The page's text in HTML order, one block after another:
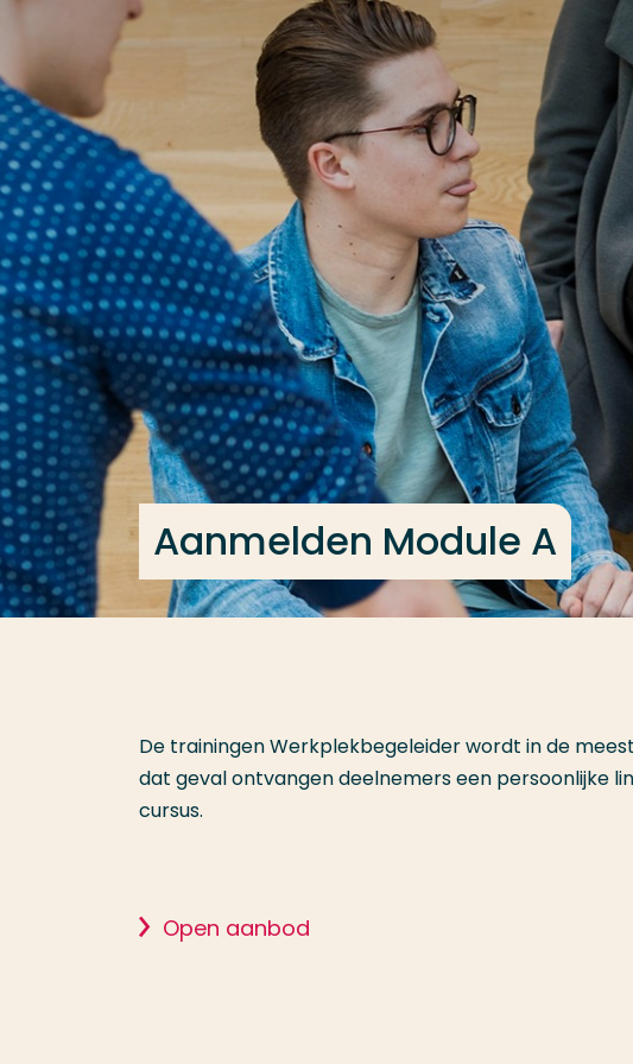
Ga direct naar de content
Aanmelden Module A
De trainingen Werkplekbegeleider wordt in de
dat geval ontvangen deelnemers een persoonlijke
cursus.
Open aanbod
Veel gezocht
Opleiding
Contact